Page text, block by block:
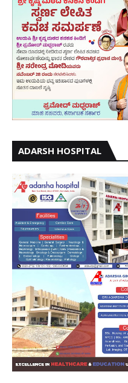
ADARSH HOSPITAL